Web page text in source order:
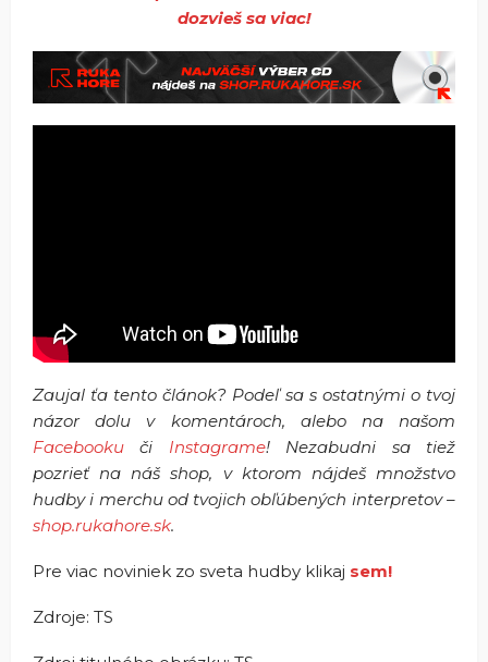
dozvieš sa viac!
Zaujal ťa tento článok? Podeľ sa s ostatnými o tvoj
názor dolu v komentároch, alebo na našom
Facebooku či Instagrame! Nezabudni sa tiež
pozrieť na náš shop, v ktorom nájdeš množstvo
hudby i merchu od tvojich obľúbených interpretov –
shop.rukahore.sk.
Pre viac noviniek zo sveta hudby klikaj sem!
Zdroje: TS